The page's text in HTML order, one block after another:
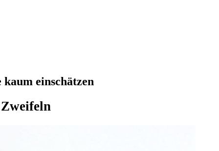
einschätzen